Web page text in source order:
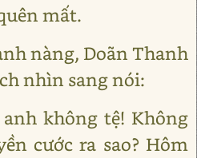
mất.
nàng, Doãn Thanh
nhìn sang nói:
không tệ! Không
cước ra sao? Hôm